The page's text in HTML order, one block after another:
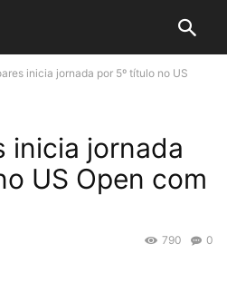
inicia jornada por 5º título no US
inicia jornada
US Open com
0
790